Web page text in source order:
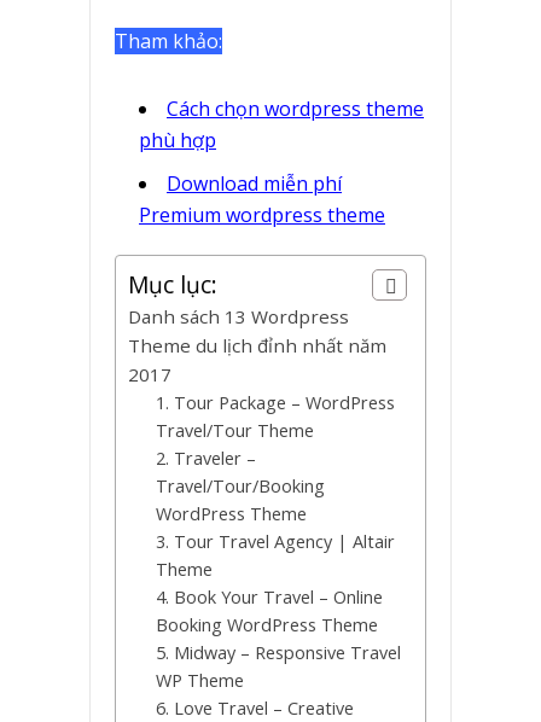
Tham khảo:
Cách chọn wordpress theme
phù hợp
Download miễn phí
Premium wordpress theme
Mục lục:
Danh sách 13 Wordpress
Theme du lịch đỉnh nhất năm
2017
1. Tour Package – WordPress
Travel/Tour Theme
2. Traveler –
Travel/Tour/Booking
WordPress Theme
3. Tour Travel Agency | Altair
Theme
4. Book Your Travel – Online
Booking WordPress Theme
5. Midway – Responsive Travel
WP Theme
6. Love Travel – Creative